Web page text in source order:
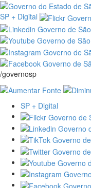
SP + Digital
/governosp
SP + Digital